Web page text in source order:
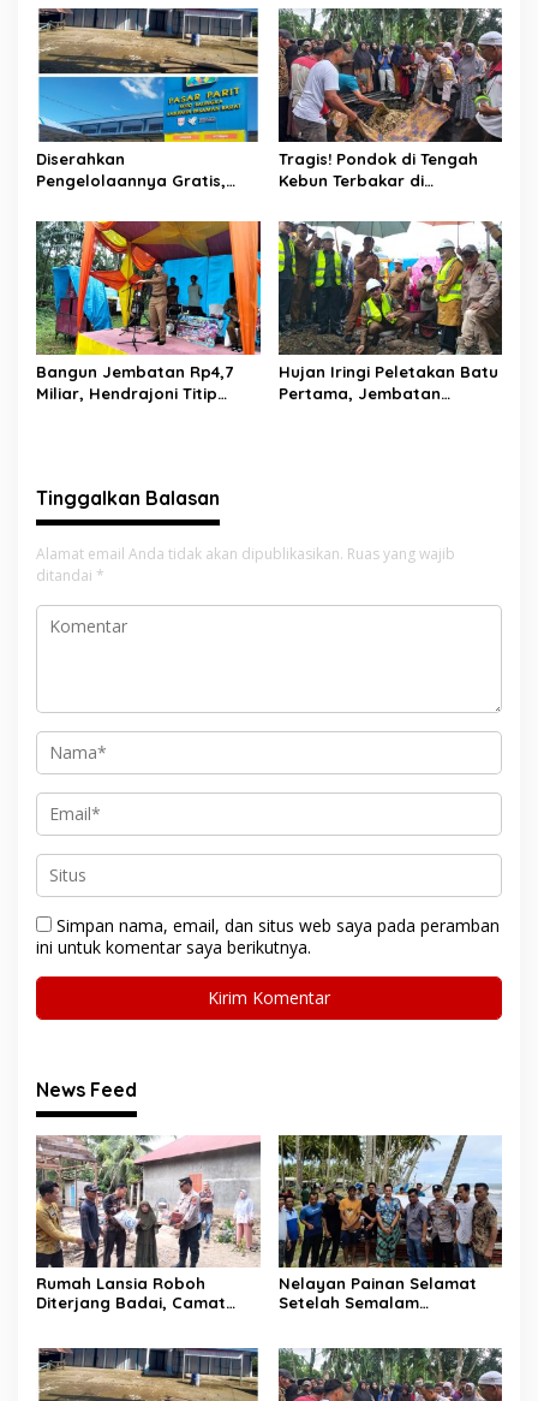
Tangan
Ditemukan Warga Lakitan
Selatan
Diserahkan
Pengelolaannya Gratis,
Malah Diduga Pungut Uang
Kontrak Toko
Tragis! Pondok di Tengah
Kebun Terbakar di
Tewas, Istri Alami Luka
Bakar
Bangun Jembatan Rp4,7
Miliar, Hendrajoni Titip
Hujan Iringi Peletakan Batu
Pertama, Jembatan
Tinggalkan Balasan
Alamat email Anda tidak akan dipublikasikan. Ruas yang wajib
ditandai *
Simpan nama, email, dan situs web saya pada peramban
ini untuk komentar saya berikutnya.
News Feed
Rumah Lansia Roboh
Diterjang Badai, Camat
Nelayan Painan Selamat
Setelah Semalam
Selatan